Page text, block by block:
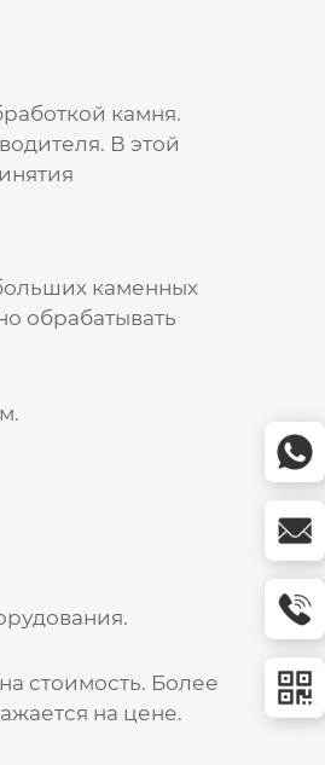
камня.
В этой
каменных
обрабатывать
стоимость. Более
на цене.